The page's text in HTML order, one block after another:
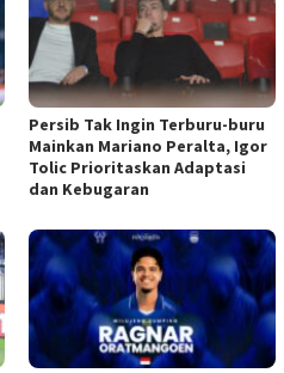
Persib Tak Ingin Terburu-buru
Mainkan Mariano Peralta, Igor
Tolic Prioritaskan Adaptasi
dan Kebugaran